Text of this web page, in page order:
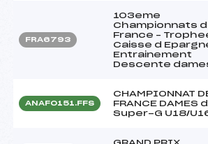
FRA6793
103eme
Championnats
France –
Caisse d
Entrainement
Descente
ANAF0151.FFS
CHAMPIONNAT
FRANCE DAMES
Super-G U18/
GRAND PRIX